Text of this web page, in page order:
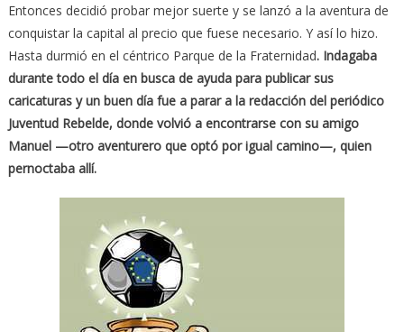
Entonces decidió probar mejor suerte y se lanzó a la aventura de
conquistar la capital al precio que fuese necesario. Y así lo hizo.
Hasta durmió en el céntrico Parque de la Fraternidad. Indagaba
durante todo el día en busca de ayuda para publicar sus
caricaturas y un buen día fue a parar a la redacción del periódico
Juventud Rebelde, donde volvió a encontrarse con su amigo
Manuel —otro aventurero que optó por igual camino—, quien
pernoctaba allí.